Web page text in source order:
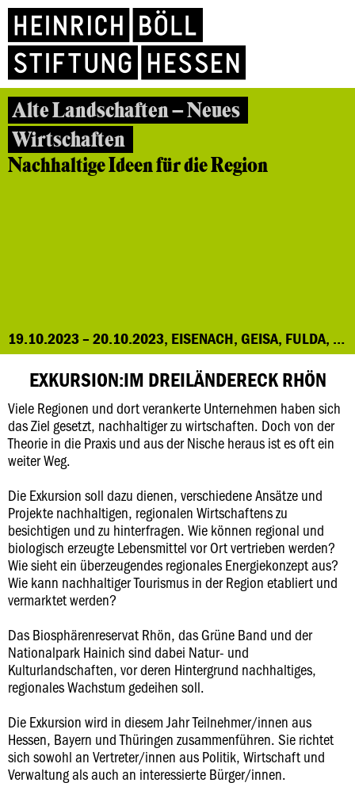
Alte Landschaften – Neues
Wirtschaften
Nachhaltige Ideen für die Region
19.10.2023 – 20.10.2023, EISENACH, GEISA, FULDA, BAD NEUSTADT
EXKURSION:IM DREILÄNDERECK RHÖN
Viele Regionen und dort verankerte Unternehmen haben sich
das Ziel gesetzt, nachhaltiger zu wirtschaften. Doch von der
Theorie in die Praxis und aus der Nische heraus ist es oft ein
weiter Weg.
Die Exkursion soll dazu dienen, verschiedene Ansätze und
Projekte nachhaltigen, regionalen Wirtschaftens zu
besichtigen und zu hinterfragen. Wie können regional und
biologisch erzeugte Lebensmittel vor Ort vertrieben werden?
Wie sieht ein überzeugendes regionales Energiekonzept aus?
Wie kann nachhaltiger Tourismus in der Region etabliert und
vermarktet werden?
Das Biosphärenreservat Rhön, das Grüne Band und der
Nationalpark Hainich sind dabei Natur- und
Kulturlandschaften, vor deren Hintergrund nachhaltiges,
regionales Wachstum gedeihen soll.
Die Exkursion wird in diesem Jahr Teilnehmer/innen aus
Hessen, Bayern und Thüringen zusammenführen. Sie richtet
sich sowohl an Vertreter/innen aus Politik, Wirtschaft und
Verwaltung als auch an interessierte Bürger/innen.